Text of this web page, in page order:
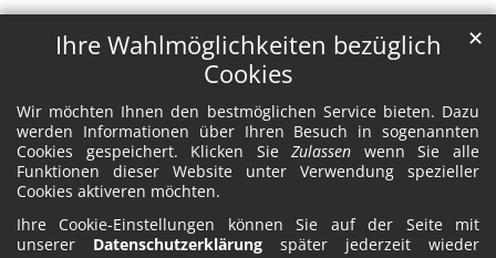
Ihre Wahlmöglichkeiten bezüglich
Cookies
Wir möchten Ihnen den bestmöglichen Service bieten. Dazu
werden Informationen über Ihren Besuch in sogenannten
Cookies gespeichert. Klicken SieZulassen wenn Sie alle
Funktionen dieser Website unter Verwendung spezieller
Cookies aktiveren möchten.
Ihre Cookie-Einstellungen können Sie auf der Seite mit
unserer Datenschutzerklärung später jederzeit wieder
✕